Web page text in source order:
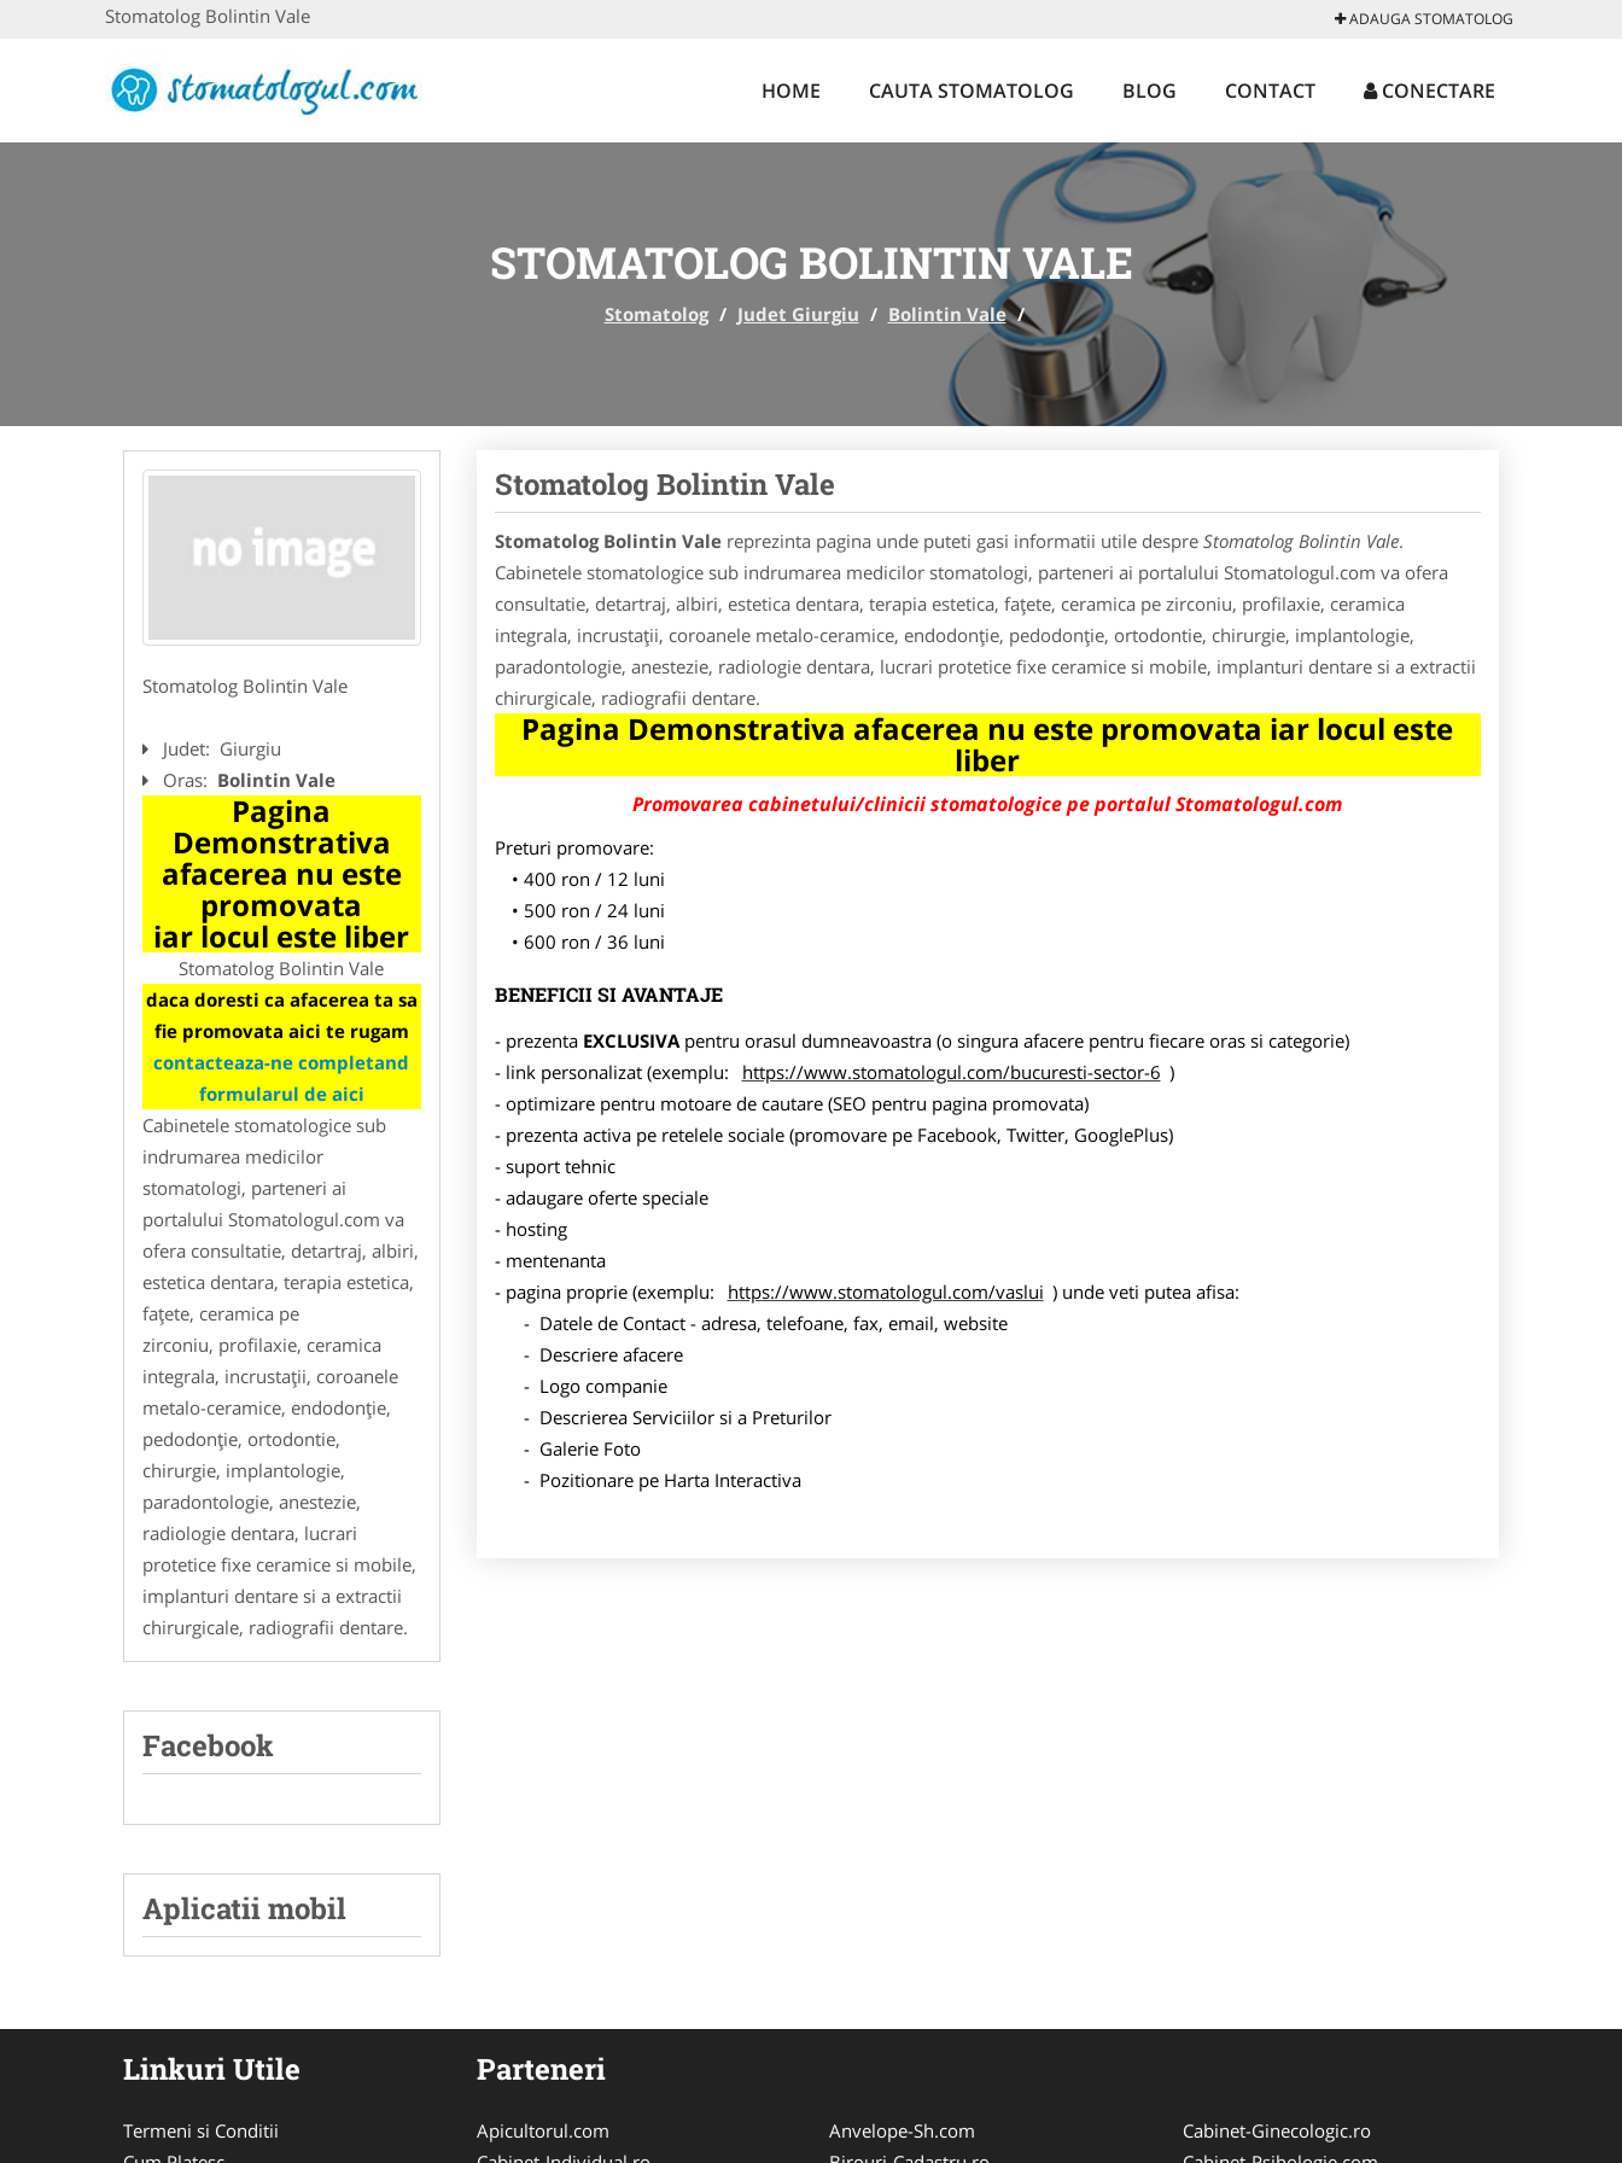
Stomatolog Bolintin Vale ADAUGA STOMATOLOG
HOME CAUTA STOMATOLOG BLOG CONTACT CONECTARE
STOMATOLOG BOLINTIN VALE
Stomatolog / Judet Giurgiu / Bolintin Vale /
Stomatolog Bolintin Vale
Judet: Giurgiu
Oras: Bolintin Vale
Pagina
Demonstrativa
afacerea nu este
promovata
iar locul este liber
Stomatolog Bolintin Vale
daca doresti ca afacerea ta sa
fie promovata aici te rugam
contacteaza-ne completand
formularul de aici
Cabinetele stomatologice sub
indrumarea medicilor
stomatologi, parteneri ai
portalului Stomatologul.com va
ofera consultatie, detartraj, albiri,
estetica dentara, terapia estetica,
faţete, ceramica pe
zirconiu, profilaxie, ceramica
integrala, incrustaţii, coroanele
metalo-ceramice, endodonţie,
pedodonţie, ortodontie,
chirurgie, implantologie,
paradontologie, anestezie,
radiologie dentara, lucrari
protetice fixe ceramice si mobile,
implanturi dentare si a extractii
chirurgicale, radiografii dentare.
Facebook
Aplicatii mobil
Stomatolog Bolintin Vale
Stomatolog Bolintin Valereprezinta pagina unde puteti gasi informatii utile despre Stomatolog Bolintin Vale.
Cabinetele stomatologice sub indrumarea medicilor stomatologi, parteneri ai portalului Stomatologul.com va ofera
consultatie, detartraj, albiri, estetica dentara, terapia estetica, faţete, ceramica pe zirconiu, profilaxie, ceramica
integrala, incrustaţii, coroanele metalo-ceramice, endodonţie, pedodonţie, ortodontie, chirurgie, implantologie,
paradontologie, anestezie, radiologie dentara, lucrari protetice fixe ceramice si mobile, implanturi dentare si a extractii
chirurgicale, radiografii dentare.
Pagina Demonstrativa afacerea nu este promovata iar locul este
liber
Promovarea cabinetului/clinicii stomatologice pe portalul Stomatologul.com
Preturi promovare:
400 ron / 12 luni
500 ron / 24 luni
600 ron / 36 luni
BENEFICII SI AVANTAJE
- prezenta EXCLUSIVApentru orasul dumneavoastra (o singura afacere pentru fiecare oras si categorie)
- link personalizat (exemplu:
https://www.stomatologul.com/bucuresti-sector-6 )
- optimizare pentru motoare de cautare (SEO pentru pagina promovata)
- prezenta activa pe retelele sociale (promovare pe Facebook, Twitter, GooglePlus)
- suport tehnic
- adaugare oferte speciale
- hosting
- mentenanta
- pagina proprie (exemplu:
https://www.stomatologul.com/vaslui ) unde veti putea afisa:
- Datele de Contact - adresa, telefoane, fax, email, website
- Descriere afacere
- Logo companie
- Descrierea Serviciilor si a Preturilor
- Galerie Foto
- Pozitionare pe Harta Interactiva
Linkuri Utile
Termeni si Conditii
Parteneri
Apicultorul.com
Anvelope-Sh.com
Cabinet-Ginecologic.ro